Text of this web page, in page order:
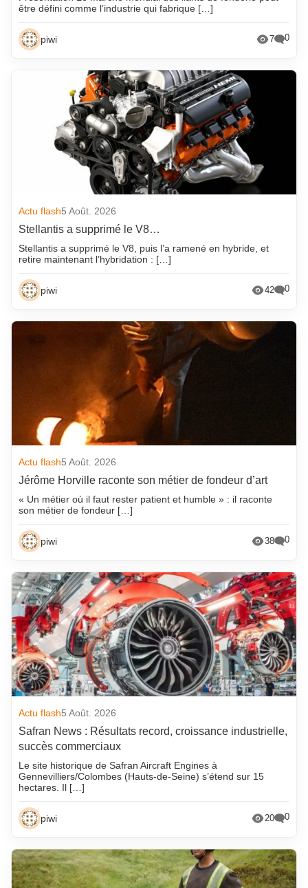
être défini comme l’industrie qui fabrique […]
piwi 7 0
Actu flash5 Août. 2026
Stellantis a supprimé le V8…
Stellantis a supprimé le V8, puis l’a ramené en hybride, et
retire maintenant l’hybridation : […]
piwi 42 0
Actu flash5 Août. 2026
Jérôme Horville raconte son métier de fondeur d’art
« Un métier où il faut rester patient et humble » : il raconte
son métier de fondeur […]
piwi 38 0
Actu flash5 Août. 2026
Safran News : Résultats record, croissance industrielle,
succès commerciaux
Le site historique de Safran Aircraft Engines à
Gennevilliers/Colombes (Hauts-de-Seine) s’étend sur 15
hectares. Il […]
piwi 20 0